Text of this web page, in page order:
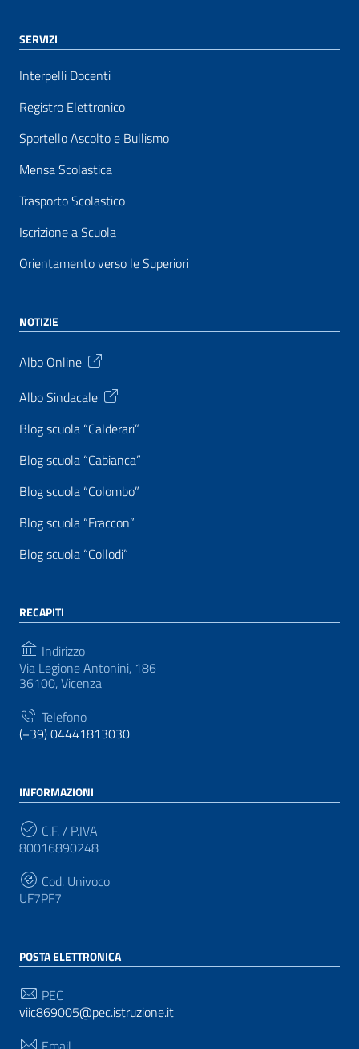
SERVIZI
Interpelli Docenti
Registro Elettronico
Sportello Ascolto e Bullismo
Mensa Scolastica
Trasporto Scolastico
Iscrizione a Scuola
Orientamento verso le Superiori
NOTIZIE
Albo Online
Albo Sindacale
Blog scuola “Calderari”
Blog scuola “Cabianca”
Blog scuola “Colombo”
Blog scuola “Fraccon”
Blog scuola “Collodi”
RECAPITI
Indirizzo
Via Legione Antonini, 186
36100, Vicenza
Telefono
(+39) 04441813030
INFORMAZIONI
C.F. / P.IVA
80016890248
Cod. Univoco
UF7PF7
POSTA ELETTRONICA
PEC
viic869005@pec.istruzione.it